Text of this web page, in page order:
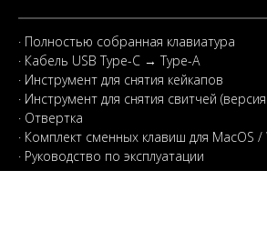
· Полностью собранная клавиатура
· Кабель USB Type-C → Type-A
· Инструмент для снятия кейкапов
· Инструмент для снятия свитчей
· Отвертка
· Комплект сменных клавиш для MacOS /
· Руководство по эксплуатации